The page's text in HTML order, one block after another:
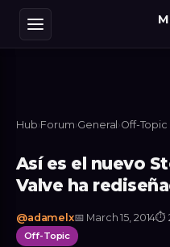
Hub›Forum›General ›Off-Topic
Así es el nuevo
Valve ha
@adamelx📅 March 15, 2014⏱
Off-Topic